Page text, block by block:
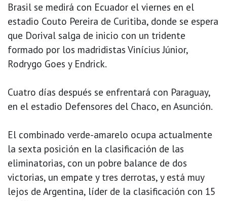
Brasil se medirá con Ecuador el viernes en el
estadio Couto Pereira de Curitiba, donde se espera
que Dorival salga de inicio con un tridente
formado por los madridistas Vinícius Júnior,
Rodrygo Goes y Endrick.
Cuatro días después se enfrentará con Paraguay,
en el estadio Defensores del Chaco, en Asunción.
El combinado verde-amarelo ocupa actualmente
la sexta posición en la clasificación de las
eliminatorias, con un pobre balance de dos
victorias, un empate y tres derrotas, y está muy
lejos de Argentina, líder de la clasificación con 15